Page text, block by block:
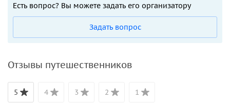
Есть вопрос? Вы можете задать его организатору
Задать вопрос
Отзывы путешественников
5 4 3 2 1